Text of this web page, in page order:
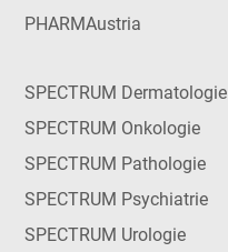
PHARMAustria
SPECTRUM Dermatologie
SPECTRUM Onkologie
SPECTRUM Pathologie
SPECTRUM Psychiatrie
SPECTRUM Urologie